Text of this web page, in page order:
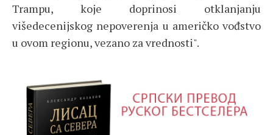
Trampu, koje doprinosi otklanjanju
višedecenijskog nepoverenja u američko vođstvo
u ovom regionu, vezano za vrednosti".